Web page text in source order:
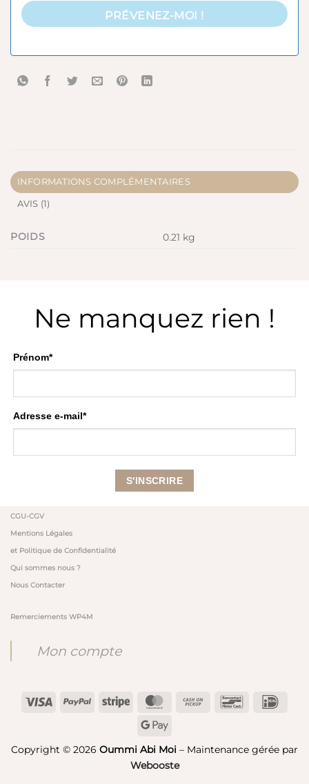
PRÉVENEZ-MOI !
INFORMATIONS COMPLÉMENTAIRES
AVIS (1)
POIDS 0.21 kg
Ne manquez rien !
Prénom*
Adresse e-mail*
CGU-CGV
Mentions Légales
et Politique de Confidentialité
Qui sommes nous ?
Nous Contacter
Remerciements WP4M
Mon compte
Visa PayPal Stripe MasterCard
Cash
Bancontact
Copyright © 2026 Oummi Abi Moi – Maintenance gérée par
Webooste